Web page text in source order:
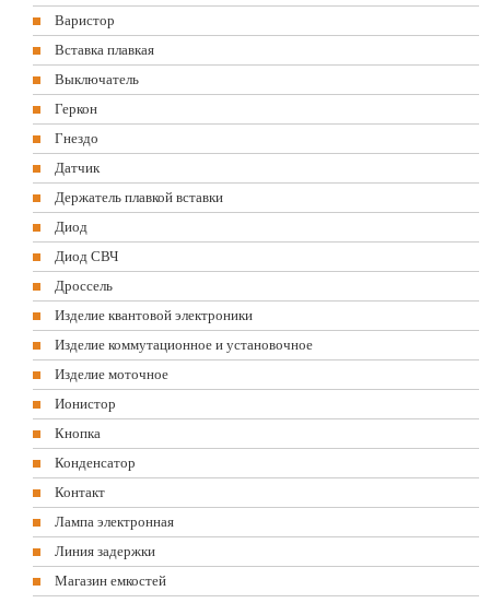
Варистор
Вставка плавкая
Выключатель
Геркон
Гнездо
Датчик
Держатель плавкой вставки
Диод
Диод СВЧ
Дроссель
Изделие квантовой электроники
Изделие коммутационное и установочное
Изделие моточное
Ионистор
Кнопка
Конденсатор
Контакт
Лампа электронная
Линия задержки
Магазин емкостей